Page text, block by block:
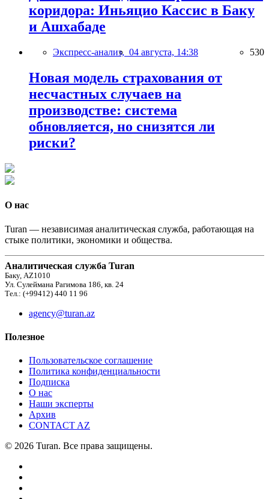
коридора: Иньяцио Кассис в Баку
и Ашхабаде
Экспресс-анализ, 04 августа, 14:38 530
Новая модель страхования от
несчастных случаев на
производстве: система
обновляется, но снизятся ли
риски?
О нас
Turan — независимая аналитическая служба, работающая на
стыке политики, экономики и общества.
Аналитическая служба Turan
Баку, AZ1010
Ул. Сулеймана Рагимова 186, кв. 24
Тел.: (+99412) 440 11 96
agency@turan.az
Полезное
Пользовательское соглашение
Политика конфиденциальности
Подписка
О нас
Наши эксперты
Архив
CONTACT AZ
© 2026 Turan. Все права защищены.